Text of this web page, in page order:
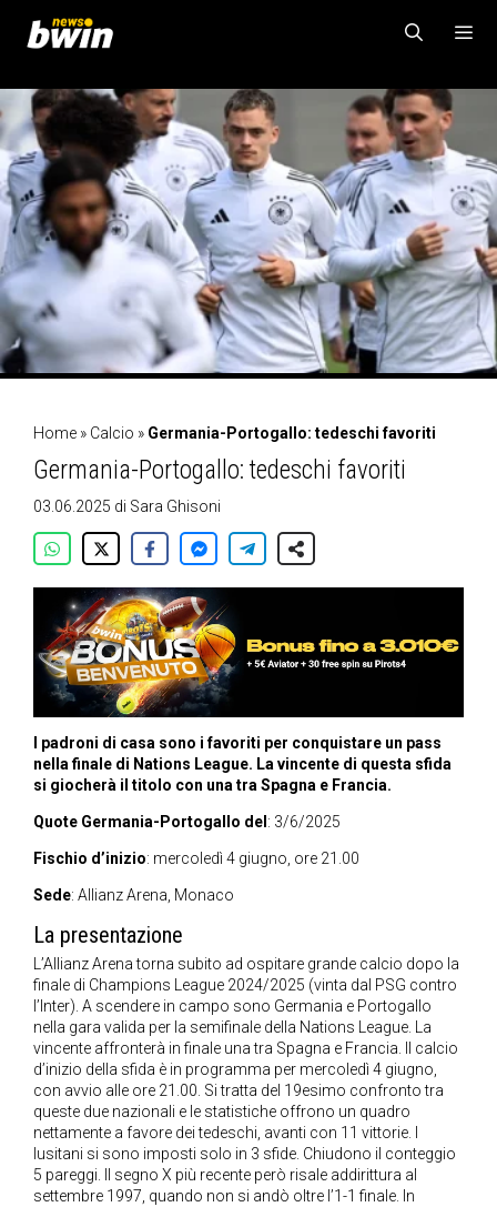
contenuto
MENU
Home » Calcio » Germania-Portogallo: tedeschi favoriti
Germania-Portogallo: tedeschi favoriti
03.06.2025 di Sara Ghisoni
I padroni di casa sono i favoriti per conquistare un pass
nella finale di Nations League. La vincente di questa sfida
si giocherà il titolo con una tra Spagna e Francia.
Quote Germania-Portogallo del : 3/6/2025
Fischio d’inizio: mercoledì 4 giugno, ore 21.00
Sede: Allianz Arena, Monaco
La presentazione
L’Allianz Arena torna subito ad ospitare grande calcio dopo la
finale di Champions League 2024/2025 (vinta dal PSG contro
l’Inter). A scendere in campo sono Germania e Portogallo
nella gara valida per la semifinale della Nations League. La
vincente affronterà in finale una tra Spagna e Francia. Il calcio
d’inizio della sfida è in programma per mercoledì 4 giugno,
con avvio alle ore 21.00. Si tratta del 19esimo confronto tra
queste due nazionali e le statistiche offrono un quadro
nettamente a favore dei tedeschi, avanti con 11 vittorie. I
lusitani si sono imposti solo in 3 sfide. Chiudono il conteggio
5 pareggi. Il segno X più recente però risale addirittura al
settembre 1997, quando non si andò oltre l’1-1 finale. In